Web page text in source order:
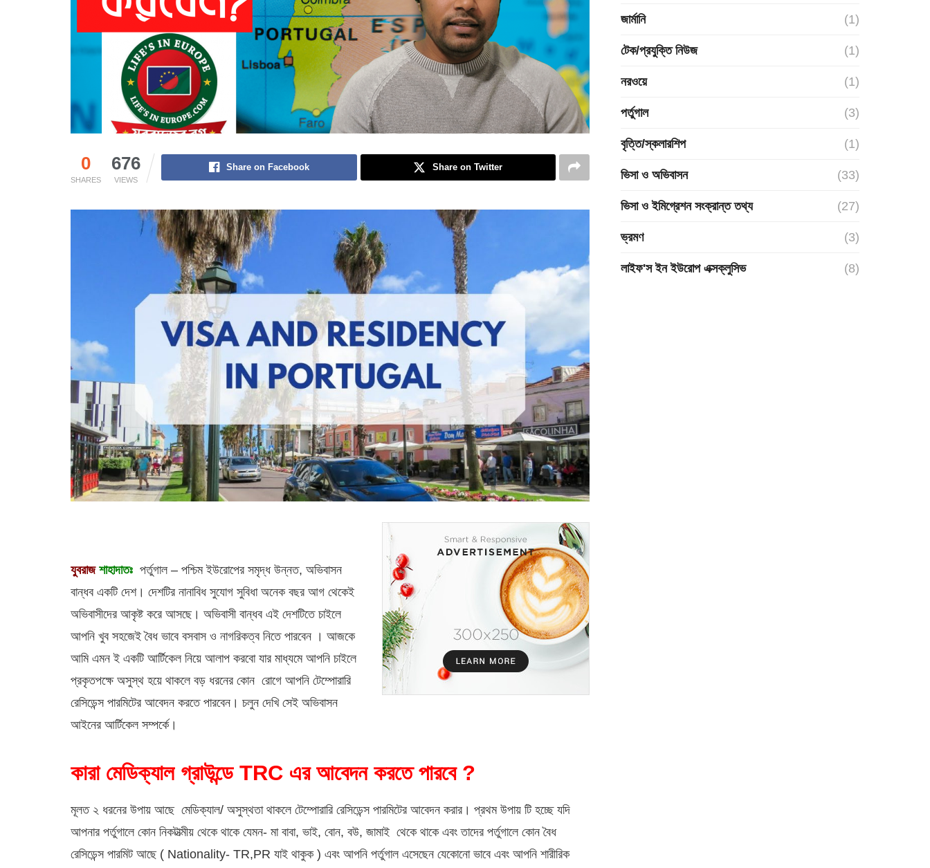
0
SHARES
676
VIEWS
Share on Facebook Share on Twitter
যুবরাজ শাহাদাতঃ পর্তুগাল – পশ্চিম ইউরোপের সমৃদ্ধ উন্নত, অভিবাসন
বান্ধব একটি দেশ। দেশটির নানাবিধ সুযোগ সুবিধা অনেক বছর আগ থেকেই
অভিবাসীদের আকৃষ্ট করে আসছে। অভিবাসী বান্ধব এই দেশটিতে চাইলে
আপনি খুব সহজেই বৈধ ভাবে বসবাস ও নাগরিকত্ব নিতে পারবেন । আজকে
আমি এমন ই একটি আর্টিকেল নিয়ে আলাপ করবো যার মাধ্যমে আপনি চাইলে
প্রকৃতপক্ষে অসুস্থ হয়ে থাকলে বড় ধরনের কোন রোগে আপনি টেম্পোরারি
রেসিডেন্স পারমিটের আবেদন করতে পারবেন। চলুন দেখি সেই অভিবাসন
আইনের আর্টিকেল সম্পর্কে।
কারা মেডিক্যাল গ্রাউন্ডে TRC এর আবেদন করতে পারবে ?
মূলত ২ ধরনের উপায় আছে মেডিক্যাল/ অসুস্থতা থাকলে টেম্পোরারি রেসিডেন্স পারমিটের আবেদন করার। প্রথম উপায় টি হচ্ছে যদি
আপনার পর্তুগালে কোন নিকটাত্মীয় থেকে থাকে যেমন- মা বাবা, ভাই, বোন, বউ, জামাই থেকে থাকে এবং তাদের পর্তুগালে কোন বৈধ
রেসিডেন্স পারমিট আছে ( Nationality- TR,PR যাই থাকুক ) এবং আপনি পর্তুগাল এসেছেন যেকোনো ভাবে এবং আপনি শারীরিক
জার্মানি (1)
টেক/প্রযুক্তি নিউজ (1)
নরওয়ে (1)
পর্তুগাল (3)
বৃত্তি/স্কলারশিপ (1)
ভিসা ও অভিবাসন (33)
ভিসা ও ইমিগ্রেশন সংক্রান্ত তথ্য (27)
ভ্রমণ (3)
লাইফ'স ইন ইউরোপ এক্সক্লুসিভ (8)